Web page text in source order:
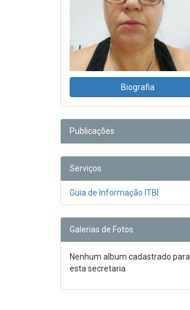
Biografia
Publicações
Serviços
Guia de Informação ITBI
Galerias de Fotos
Nenhum album cadastrado para
esta secretaria